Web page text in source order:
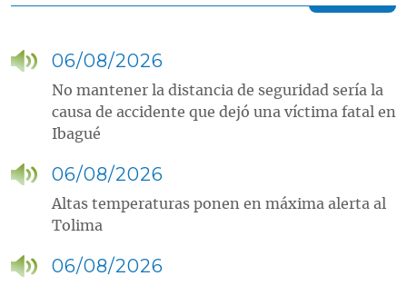
06/08/2026
No mantener la distancia de seguridad sería la
causa de accidente que dejó una víctima fatal en
Ibagué
06/08/2026
Altas temperaturas ponen en máxima alerta al
Tolima
06/08/2026